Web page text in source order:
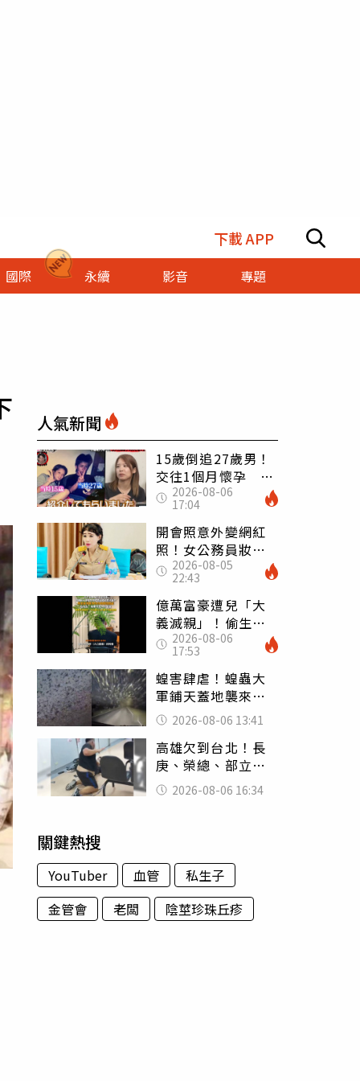
下載 APP
國際 永續 影音 專題
人氣新聞
15歲倒追27歲男！
交往1個月懷孕 36
歲當阿嬤故事曝光
2026-08-06
17:04
開會照意外變網紅
照！女公務員妝容
掀2千則留言 本人
怒嗆：化妝有錯嗎
2026-08-05
22:43
億萬富豪遭兒「大
義滅親」！偷生子
怕曝光 竟盜鄰居
身份辦假證落戶
2026-08-06
17:53
蝗害肆虐！蝗蟲大
軍鋪天蓋地襲來宛
如末日 網驚：聖
經十災
2026-08-06 13:41
高雄欠到台北！長
庚、榮總、部立醫
院都受害 「醫療
暴力男」離譜紀錄
2026-08-06 16:34
關鍵熱搜
YouTuber 血管
私生子
金管會
老闆 陰莖珍珠丘疹